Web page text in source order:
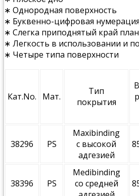
∗ Однородная поверхность
∗ Буквенно-цифровая нумерация
∗ Слегка приподнятый край
∗ Легкость в использовании и
∗ Четыре типа поверхности
Кат.No. Мат.
Тип
покрытия
38296 PS
Maxibinding
с высокой
адгезией
38396 PS
Medibinding
со средней